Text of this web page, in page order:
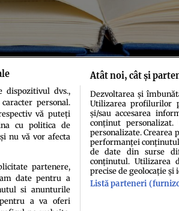
Politica de cookiesTermeni şi condiţii
dispozitivul dvs.,
personal.
vă puteți
cu politica de
nu vă vor afecta
partenere,
date pentru a
si anunturile
a va oferi
Atât noi, cât și
Dezvoltarea și
Utilizarea profilurilor
și/sau accesarea
conținut
personalizate.
performanței
de date din surse
conținutul. Utilizarea
precise de geolocație
Listă parteneri